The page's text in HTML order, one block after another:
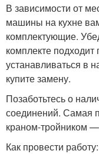
В зависимости от
машины на кухне
комплектующие.
комплекте
устанавливаться в
купите замену.
Позаботьтесь о
соединений. Самая
краном-тройником
Как провести работу: